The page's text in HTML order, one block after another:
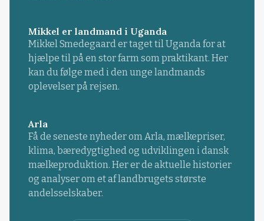
Mikkel er landmand i Uganda
Mikkel Smedegaard er taget til Uganda for at
hjælpe til på en stor farm som praktikant. Her
kan du følge med i den unge landmands
oplevelser på rejsen.
Arla
Få de seneste nyheder om Arla, mælkepriser,
klima, bæredygtighed og udviklingen i dansk
mælkeproduktion. Her er de aktuelle historier
og analyser om et af landbrugets største
andelsselskaber.